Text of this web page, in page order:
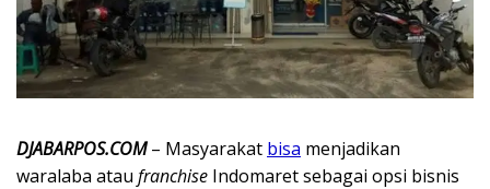
DJABARPOS.COM– Masyarakat bisa menjadikan
waralaba atau franchise Indomaret sebagai opsi bisnis